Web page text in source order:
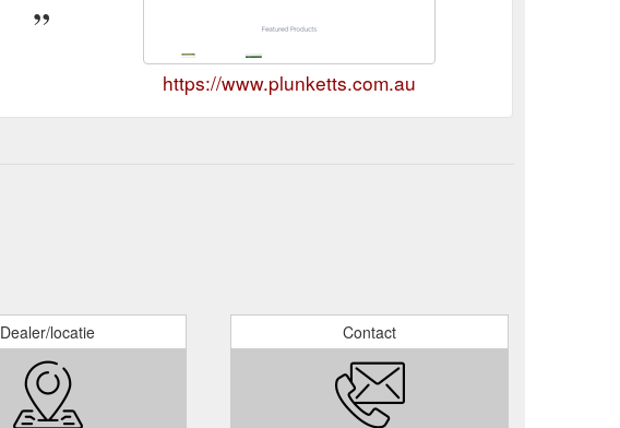
https://www.plunketts.com.au
Dealer/locatie Contact